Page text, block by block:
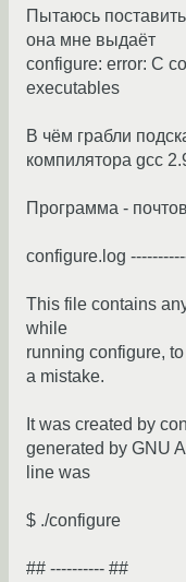
Пытаюсь
она мне выдаёт
configure: error: C
executables
В чём грабли
компилятора gcc
Программа -
configure.log
This file contains
while
running configure,
a mistake.
It was created by
generated by GNU
line was
$ ./configure
## ---------- ##